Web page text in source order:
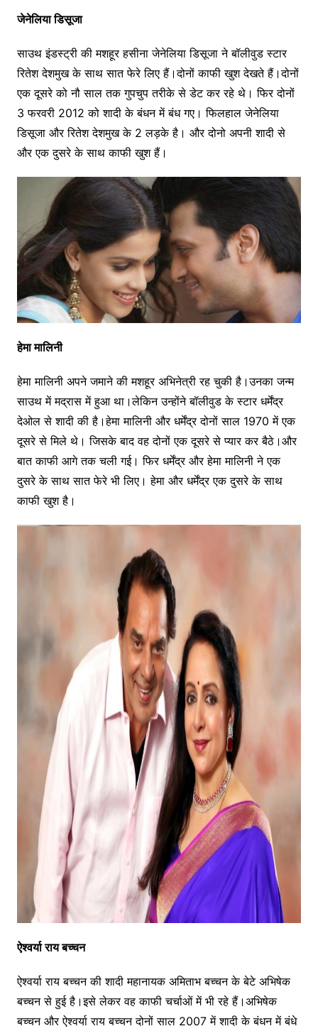
जेनेलिया डिसूजा
साउथ इंडस्ट्री की मशहूर हसीना जेनेलिया डिसूजा ने बॉलीवुड स्टार
रितेश देशमुख के साथ सात फेरे लिए हैं।दोनों काफी खुश देखते हैं।दोनों
एक दूसरे को नौ साल तक गुपचुप तरीके से डेट कर रहे थे। फिर दोनों
3 फरवरी 2012 को शादी के बंधन में बंध गए। फिलहाल जेनेलिया
डिसूजा और रितेश देशमुख के 2 लड़के है। और दोनो अपनी शादी से
और एक दुसरे के साथ काफी खुश हैं।
हेमा मालिनी
हेमा मालिनी अपने जमाने की मशहूर अभिनेत्री रह चुकी है।उनका जन्म
साउथ में मद्रास में हुआ था।लेकिन उन्होंने बॉलीवुड के स्टार धर्मेंद्र
देओल से शादी की है।हेमा मालिनी और धर्मेंद्र दोनों साल 1970 में एक
दूसरे से मिले थे। जिसके बाद वह दोनों एक दूसरे से प्यार कर बैठे।और
बात काफी आगे तक चली गई। फिर धर्मेंद्र और हेमा मालिनी ने एक
दुसरे के साथ सात फेरे भी लिए। हेमा और धर्मेंद्र एक दुसरे के साथ
काफी खुश है।
ऐश्वर्या राय बच्चन
ऐश्वर्या राय बच्चन की शादी महानायक अमिताभ बच्चन के बेटे अभिषेक
बच्चन से हुई है।इसे लेकर वह काफी चर्चाओं में भी रहे हैं।अभिषेक
बच्चन और ऐश्वर्या राय बच्चन दोनों साल 2007 में शादी के बंधन में बंधे